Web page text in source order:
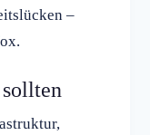
–